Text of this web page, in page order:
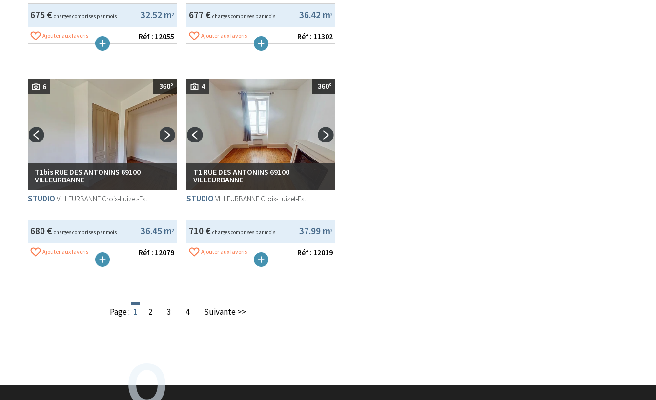
32.52 m2
675 € charges comprises par mois
Ajouter aux favoris Réf : 12055
36.42 m2
677 € charges comprises par mois
Ajouter aux favoris Réf : 11302
6
T1bis RUE DES ANTONINS 69100
VILLEURBANNE
STUDIO VILLEURBANNE Croix-Luizet-Est
36.45 m2
680 € charges comprises par mois
Ajouter aux favoris Réf : 12079
4
T1 RUE DES ANTONINS 69100
VILLEURBANNE
STUDIO VILLEURBANNE Croix-Luizet-Est
37.99 m2
710 € charges comprises par mois
Ajouter aux favoris Réf : 12019
Page : 1 2 3 4 Suivante >>